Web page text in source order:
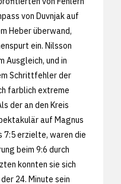
von Duvnjak auf
Heber überwand,
ein. Nilsson
Ausgleich, und in
Schrittfehler der
farblich extreme
der an den Kreis
auf Magnus
erzielte, waren die
beim 9:6 durch
konnten sie sich
24. Minute sein